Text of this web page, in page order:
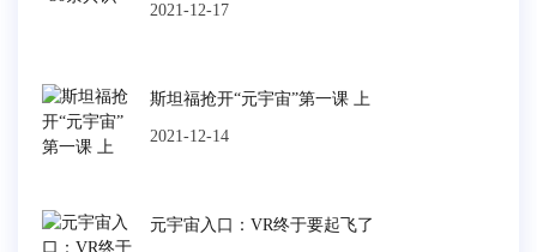
2021-12-17
斯坦福抢开“元宇宙”第一课 上
2021-12-14
元宇宙入口：VR终于要起飞了